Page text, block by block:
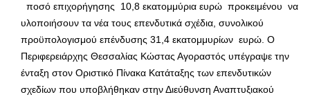
ποσό επιχορήγησης 10,8 εκατομμύρια ευρώ προκειμένου να
υλοποιήσουν τα νέα τους επενδυτικά σχέδια, συνολικού
προϋπολογισμού επένδυσης 31,4 εκατομμυρίων ευρώ. Ο
Περιφερειάρχης Θεσσαλίας Κώστας Αγοραστός υπέγραψε την
ένταξη στον Οριστικό Πίνακα Κατάταξης των επενδυτικών
σχεδίων που υποβλήθηκαν στην Διεύθυνση Αναπτυξιακού